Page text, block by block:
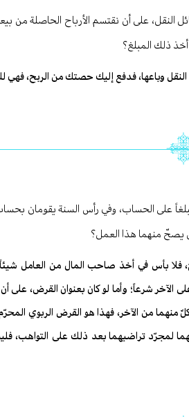
على أن نقتسم الأرباح الحاصلة من
ذلك المبلغ؟
النقل وباعها، فدفع إليك حصتك من الربح، فهي
على الحساب، وفي رأس السنة يقومان
يصحّ منهما هذا العمل؟
فلا بأس في أخذ صاحب المال من العامل
شرعاً؛ وأما لو كان بعنوان القرض، على
من الآخر، فهذا هو القرض الربوي
لمجرّد تراضيهما بعد ذلك على